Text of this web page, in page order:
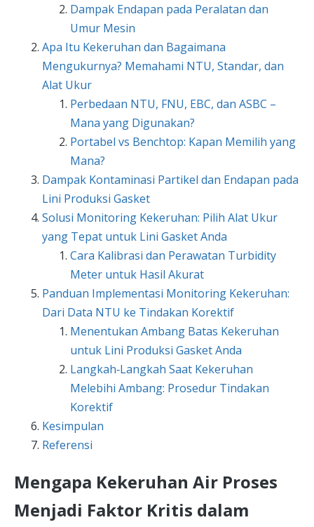
Dampak Endapan pada Peralatan dan
Umur Mesin
Apa Itu Kekeruhan dan Bagaimana
Mengukurnya? Memahami NTU, Standar, dan
Alat Ukur
Perbedaan NTU, FNU, EBC, dan ASBC –
Mana yang Digunakan?
Portabel vs Benchtop: Kapan Memilih yang
Mana?
Dampak Kontaminasi Partikel dan Endapan pada
Lini Produksi Gasket
Solusi Monitoring Kekeruhan: Pilih Alat Ukur
yang Tepat untuk Lini Gasket Anda
Cara Kalibrasi dan Perawatan Turbidity
Meter untuk Hasil Akurat
Panduan Implementasi Monitoring Kekeruhan:
Dari Data NTU ke Tindakan Korektif
Menentukan Ambang Batas Kekeruhan
untuk Lini Produksi Gasket Anda
Langkah‑Langkah Saat Kekeruhan
Melebihi Ambang: Prosedur Tindakan
Korektif
Kesimpulan
Referensi
Mengapa Kekeruhan Air Proses
Menjadi Faktor Kritis dalam